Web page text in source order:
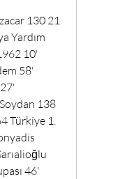
130 21
Yardım
10'
58'
138
Türkiye 1.
46'